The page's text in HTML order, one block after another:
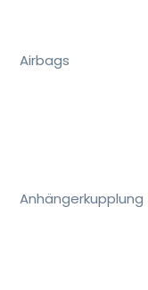
Airbags
Anhängerkupplung